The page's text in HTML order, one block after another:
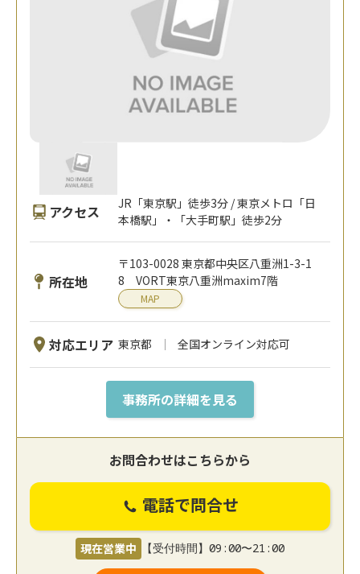
アクセス
JR「東京駅」徒歩3分 / 東京メトロ「日
本橋駅」・「大手町駅」徒歩2分
所在地
〒103-0028 東京都中央区八重洲1-3-1
8 VORT東京八重洲maxim7階
MAP
対応エリア 東京都 全国オンライン対応可
事務所の詳細を見る
お問合わせはこちらから
電話で問合せ
現在営業中 【受付時間】09:00〜21:00